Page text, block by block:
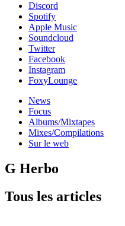
Discord
Spotify
Apple Music
Soundcloud
Twitter
Facebook
Instagram
FoxyLounge
News
Focus
Albums/Mixtapes
Mixes/Compilations
Sur le web
G Herbo
Tous les articles